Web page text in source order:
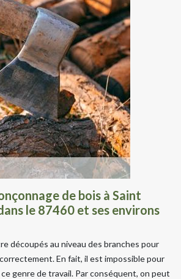
de bois à Saint
le 87460 et ses environs
découpés au niveau des branches pour
En fait, il est impossible pour
genre de travail. Par conséquent, on peut